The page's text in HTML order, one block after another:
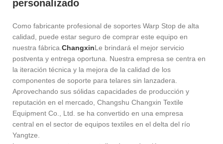
personalizado
Como fabricante profesional de soportes Warp Stop de alta
calidad, puede estar seguro de comprar este equipo en
nuestra fábrica. ChangxinLe brindará el mejor servicio
postventa y entrega oportuna. Nuestra empresa se centra en
la iteración técnica y la mejora de la calidad de los
componentes de soporte para telares sin lanzadera.
Aprovechando sus sólidas capacidades de producción y
reputación en el mercado, Changshu Changxin Textile
Equipment Co., Ltd. se ha convertido en una empresa
central en el sector de equipos textiles en el delta del río
Yangtze.